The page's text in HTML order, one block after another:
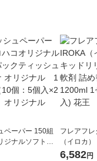
ペーパー 150組
ジナルソフトパ
シュ フィオナ オ
フレアフ
（イロカ
ーの香り
6,582円